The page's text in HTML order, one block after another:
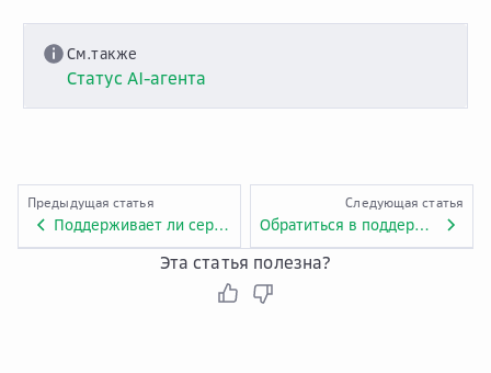
См.также
Статус AI-агента
Предыдущая статья
Поддерживает ли сервис работу с RAG-системами?
Следующая статья
Обратиться в поддержку
Эта статья полезна?